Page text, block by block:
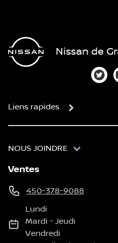
Nissan de
Lien
Liens rapides
NOUS JOINDRE
Ventes
450-378-9088
Lundi
Mardi -Jeudi
Vendredi